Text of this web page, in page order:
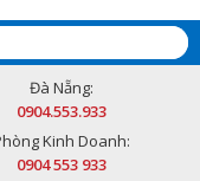
Đà Nẵng:
0904.553.933
Kinh Doanh:
0904 553 933